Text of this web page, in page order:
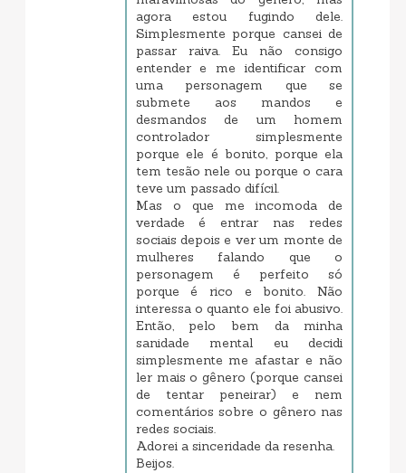
agora estou fugindo dele.
Simplesmente porque cansei de
passar raiva. Eu não consigo
entender e me identificar com
uma personagem que se
submete aos mandos e
desmandos de um homem
controlador simplesmente
porque ele é bonito, porque ela
tem tesão nele ou porque o cara
teve um passado difícil.
Mas o que me incomoda de
verdade é entrar nas redes
sociais depois e ver um monte de
mulheres falando que o
personagem é perfeito só
porque é rico e bonito. Não
interessa o quanto ele foi abusivo.
Então, pelo bem da minha
sanidade mental eu decidi
simplesmente me afastar e não
ler mais o gênero (porque cansei
de tentar peneirar) e nem
comentários sobre o gênero nas
redes sociais.
Adorei a sinceridade da resenha.
Beijos.